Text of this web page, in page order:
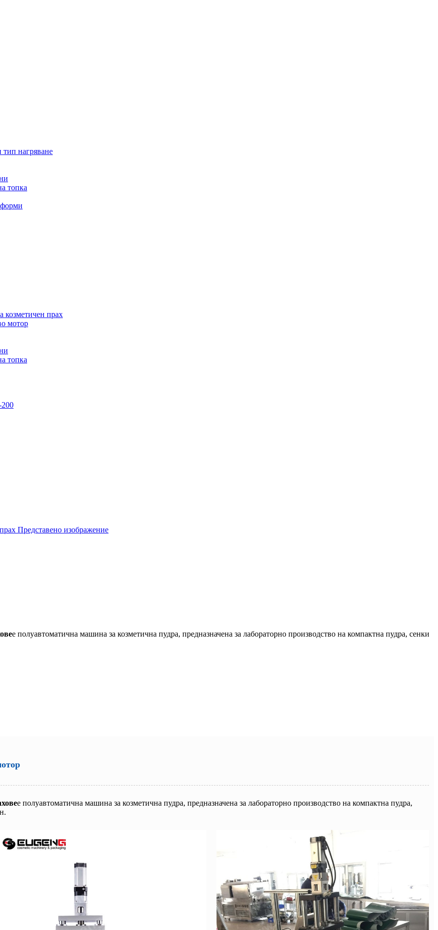
нагряване
топка
форми
козметичен прах
мотор
топка
е полуавтоматична машина за козметична пудра, предназначена за лабораторно производство на компактна пудра, сенки
е полуавтоматична машина за козметична пудра, предназначена за лабораторно производство на компактна пудра,